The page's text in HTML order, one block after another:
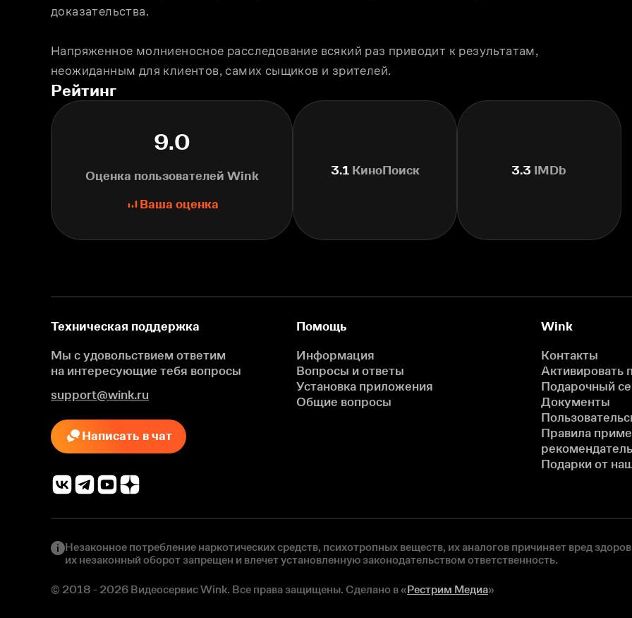
доказательства.
Напряженное молниеносное расследование всякий раз приводит к результатам,
неожиданным для клиентов, самих сыщиков и зрителей.
Рейтинг
9.0
Оценка пользователей Wink
Ваша оценка
3.1КиноПоиск 3.3 IMDb
Техническая поддержка
Мы с удовольствием ответим
на интересующие тебя вопросы
support@wink.ru
Написать в чат
Помощь
Информация
Вопросы и ответы
Установка приложения
Общие вопросы
Wink
Контакты
Активировать
Подарочный
Документы
Правила
Подарки от
Незаконное потребление наркотических средств, психотропных веществ, их аналогов причиняет вред
их незаконный оборот запрещен и влечет установленную законодательством ответственность.
© 2018 - 2026 Видеосервис Wink. Все права защищены. Сделано в «Рестрим Медиа»